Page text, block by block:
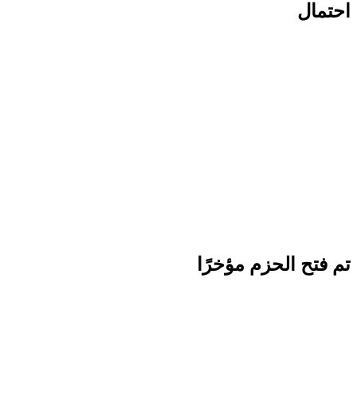
احتمال
تم فتح الحزم مؤخرًا